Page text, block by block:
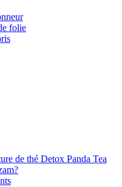
folie
de thé Detox Panda Tea